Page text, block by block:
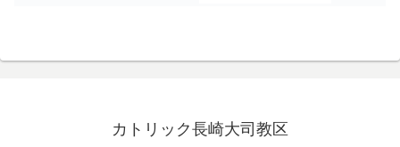
カトリック長崎大司教区